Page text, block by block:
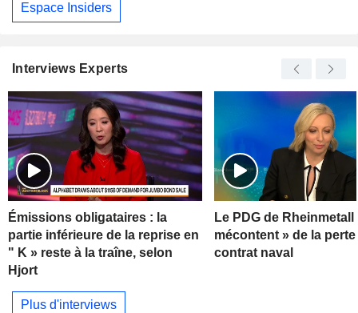
Espace Insiders
Interviews Experts
Émissions obligataires : la
partie inférieure de la reprise en
" K » reste à la traîne, selon
Hjort
Le PDG de
mécontent » de la
contrat naval
Plus d'interviews